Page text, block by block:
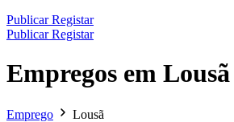
PublicarRegistar
PublicarRegistar
Empregos em Lousã
Emprego Lousã